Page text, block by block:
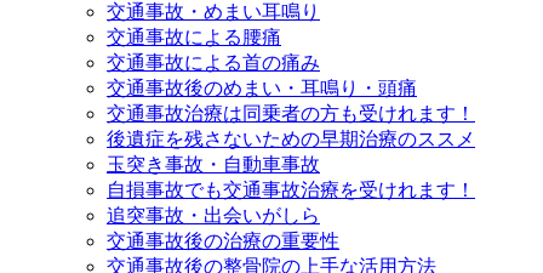
交通事故・めまい耳鳴り
交通事故による腰痛
交通事故による首の痛み
交通事故後のめまい・耳鳴り・頭痛
交通事故治療は同乗者の方も受けれます！
後遺症を残さないための早期治療のススメ
玉突き事故・自動車事故
自損事故でも交通事故治療を受けれます！
追突事故・出会いがしら
交通事故後の治療の重要性
交通事故後の整骨院の上手な活用方法